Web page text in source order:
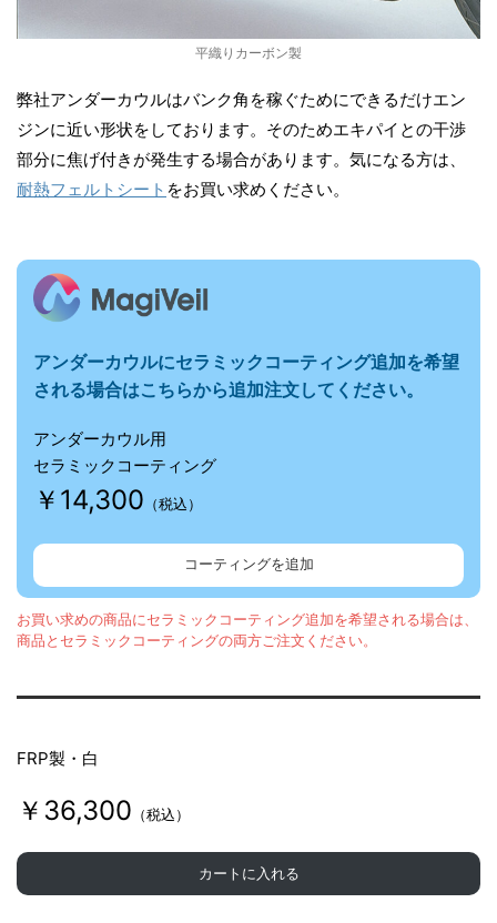
平織りカーボン製
弊社アンダーカウルはバンク角を稼ぐためにできるだけエン
ジンに近い形状をしております。そのためエキパイとの干渉
部分に焦げ付きが発生する場合があります。気になる方は、
耐熱フェルトシート をお買い求めください。
アンダーカウルにセラミックコーティング追加を希望
される場合はこちらから追加注文してください。
アンダーカウル用
セラミックコーティング
￥14,300 （税込）
コーティングを追加
お買い求めの商品にセラミックコーティング追加を希望される場合は、
商品とセラミックコーティングの両方ご注文ください。
FRP製・白
￥36,300 （税込）
カートに入れる